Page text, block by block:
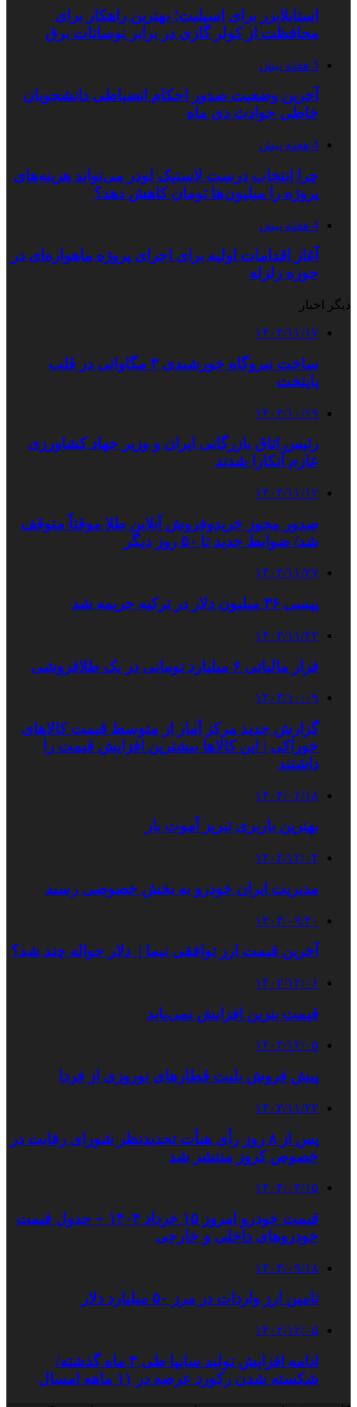
استابلایزر برای اسپلیت؛ بهترین راهکار برای
محافظت از کولر گازی در برابر نوسانات برق
3 هفته پیش
آخرین وضعیت صدور احکام انضباطی دانشجویان
خاطی حوادث دی ماه
4 هفته پیش
چرا انتخاب درست لاستیک لودر می‌تواند هزینه‌های
پروژه را میلیون‌ها تومان کاهش دهد؟
4 هفته پیش
آغاز اقدامات اولیه برای اجرای پروژه ماهواره‌ای در
حوزه زلزله
دیگر اخبار
۱۴۰۲/۱۱/۱۷
ساخت نیروگاه خورشیدی ۳ مگاواتی در قلب
پایتخت
۱۴۰۲/۱۰/۱۹
رئیس اتاق بازرگانی ایران و وزیر جهاد کشاورزی
عازم آنکارا شدند
۱۴۰۲/۱۱/۱۲
صدور مجوز خریدوفروش آنلاین طلا موقتاً متوقف
شد/ ضوابط جدید تا ۵۰ روز دیگر
۱۴۰۲/۱۱/۲۷
پپسی ۳۶ میلیون دلار در ترکیه جریمه شد
۱۴۰۲/۱۱/۲۲
فرار مالیاتی ۶ میلیارد تومانی در یک طلافروشی
۱۴۰۳/۱۰/۰۹
گزارش جدید مرکز آمار از متوسط قیمت کالاهای
خوراکی | این کالاها بیشترین افزایش قیمت را
داشتند
۱۴۰۴/۰۶/۱۸
بهترین باربری تبریز آموت بار
۱۴۰۲/۱۲/۰۴
مدیریت ایران خودرو به بخش خصوصی رسید
۱۴۰۳/۰۹/۳۰
آخرین قیمت ارز توافقی نیما | دلار حواله چند شد؟
۱۴۰۲/۱۲/۰۶
قیمت بنزین افزایش نمی‌یابد
۱۴۰۲/۱۲/۰۵
پیش فروش بلیت قطارهای نوروزی از فردا
۱۴۰۲/۱۱/۲۲
پس از ۸ روز رأی هیأت تجدیدنظر شورای رقابت در
خصوص کروز منتشر شد
۱۴۰۴/۰۳/۱۵
قیمت خودرو امروز ۱۵ خرداد ۱۴۰۴ + جدول قیمت
خودروهای داخلی و خارجی
۱۴۰۳/۰۹/۱۸
تامین ارز واردات در مرز ۵۰ میلیارد دلار
۱۴۰۲/۱۲/۰۵
ادامه افزایش تولید سایپا طی ۳ ماه گذشته/
شکسته شدن رکورد عرضه در ۱۱ ماهه امسال